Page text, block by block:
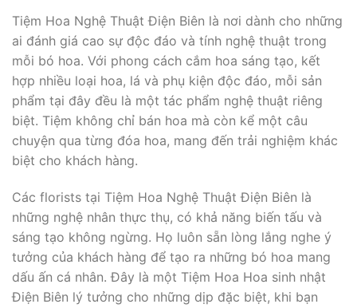
Tiệm Hoa Nghệ Thuật Điện Biên là nơi dành cho những
ai đánh giá cao sự độc đáo và tính nghệ thuật trong
mỗi bó hoa. Với phong cách cắm hoa sáng tạo, kết
hợp nhiều loại hoa, lá và phụ kiện độc đáo, mỗi sản
phẩm tại đây đều là một tác phẩm nghệ thuật riêng
biệt. Tiệm không chỉ bán hoa mà còn kể một câu
chuyện qua từng đóa hoa, mang đến trải nghiệm khác
biệt cho khách hàng.
Các florists tại Tiệm Hoa Nghệ Thuật Điện Biên là
những nghệ nhân thực thụ, có khả năng biến tấu và
sáng tạo không ngừng. Họ luôn sẵn lòng lắng nghe ý
tưởng của khách hàng để tạo ra những bó hoa mang
dấu ấn cá nhân. Đây là một Tiệm Hoa Hoa sinh nhật
Điện Biên lý tưởng cho những dịp đặc biệt, khi bạn